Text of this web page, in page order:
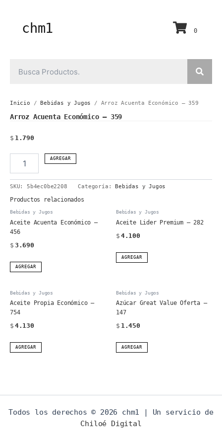
chm1 0
Inicio / Bebidas y Jugos / Arroz Acuenta Económico – 359
Arroz Acuenta Económico – 359
$ 1.790
Acuenta
Económico
-
359
AGREGAR
SKU: 5b4ec0be2208 Categoría: Bebidas y Jugos
Productos relacionados
Bebidas y Jugos
Aceite Acuenta Económico –
456
$ 3.690
AGREGAR
Bebidas y Jugos
Aceite Lider Premium – 282
$ 4.100
AGREGAR
Bebidas y Jugos
Aceite Propia Económico –
754
$ 4.130
AGREGAR
Bebidas y Jugos
Azúcar Great Value Oferta –
147
$ 1.450
AGREGAR
Todos los derechos © 2026 chm1 | Un servicio de
Chiloé Digital